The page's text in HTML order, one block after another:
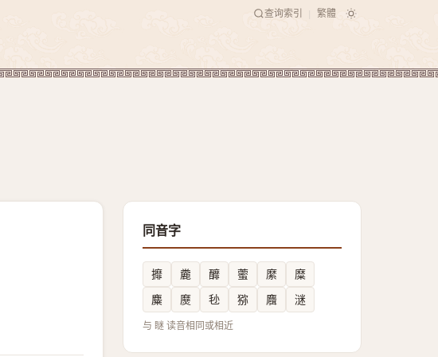
查询索引 繁體
同音字
攠 麊 釄 藌 縻
糜
麋
㸏 毜 猕 麛 㴹
与 瞇 读音相同或相近